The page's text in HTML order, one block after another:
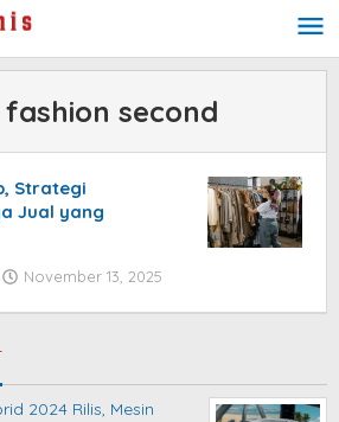
second
Strategi
Jual yang
November 13, 2025
2024 Rilis, Mesin